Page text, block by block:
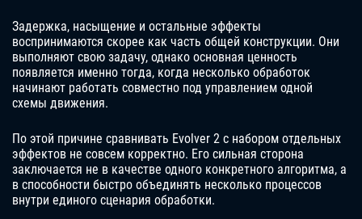
Задержка, насыщение и остальные эффекты
воспринимаются скорее как часть общей конструкции. Они
выполняют свою задачу, однако основная ценность
появляется именно тогда, когда несколько обработок
начинают работать совместно под управлением одной
схемы движения.
По этой причине сравнивать Evolver 2 с набором отдельных
эффектов не совсем корректно. Его сильная сторона
заключается не в качестве одного конкретного алгоритма, а
в способности быстро объединять несколько процессов
внутри единого сценария обработки.